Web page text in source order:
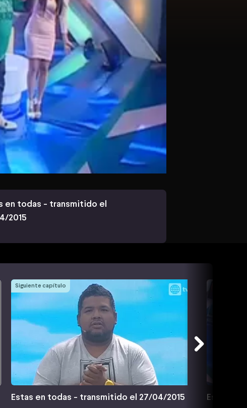
en todas - transmitido el
2015
Siguiente capítulo
Estas en todas - transmitido el 27/04/2015 Estás en